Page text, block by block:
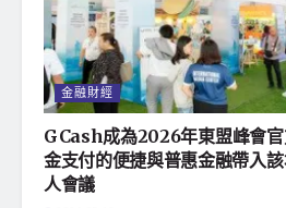
金融財經
GCash成為2026年東盟峰會
金支付的便捷與普惠金融帶入
人會議